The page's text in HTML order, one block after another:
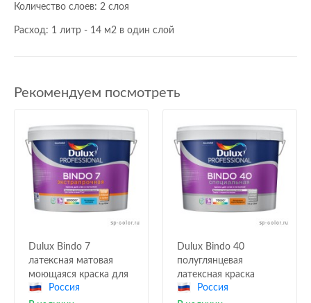
Количество слоев: 2 слоя
Расход: 1 литр - 14 м2 в один слой
Рекомендуем посмотреть
Dulux Bindo 7
латексная матовая
моющаяся краска для
стен и потолков
Россия
Dulux Bindo 40
полуглянцевая
латексная краска
Россия